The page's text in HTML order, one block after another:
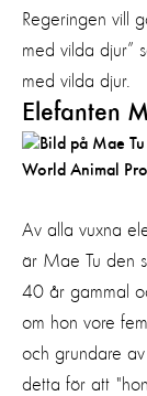
Regeringen vill
med vilda djur”
med vilda djur.
Elefanten
Av alla vuxna
är Mae Tu den
40 år gammal
om hon vore
och grundare
detta för att